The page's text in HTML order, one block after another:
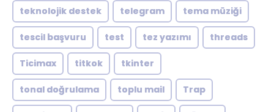
teknolojik destek telegram tema müziği
tescil başvuru test tez yazımı threads
Ticimax titkok tkinter
tonal doğrulama toplu mail Trap